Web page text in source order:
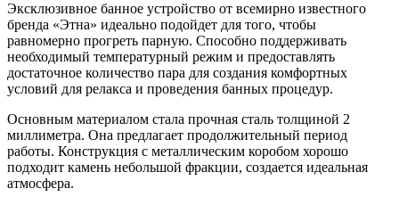
Эксклюзивное банное устройство от всемирно известного
бренда «Этна» идеально подойдет для того, чтобы
равномерно прогреть парную. Способно поддерживать
необходимый температурный режим и предоставлять
достаточное количество пара для создания комфортных
условий для релакса и проведения банных процедур.
Основным материалом стала прочная сталь толщиной 2
миллиметра. Она предлагает продолжительный период
работы. Конструкция с металлическим коробом хорошо
подходит камень небольшой фракции, создается идеальная
атмосфера.